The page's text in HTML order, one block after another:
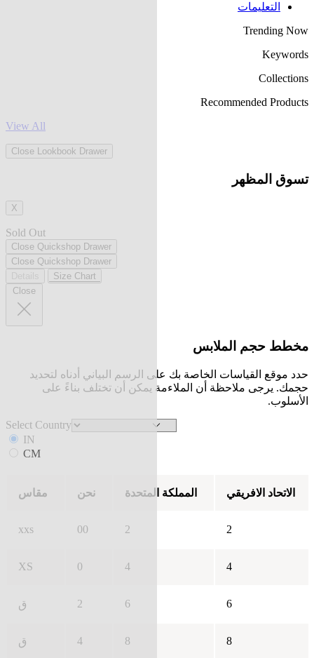
التعليمات
Trending Now
Keywords
Collections
Recommended Products
View All
Close Lookbook Drawer
تسوق المظهر
X
Sold Out
Close Quickshop Drawer
Close Quickshop Drawer
Size Chart
Close
مخطط حجم الملابس
حدد موقع القياسات الخاصة بك على الرسم البياني أدناه لتحديد
حجمك. يرجى ملاحظة أن الملاءمة يمكن أن تختلف بناءً على
الأسلوب.
Select Country
IN
CM
مقاس نحن المملكة المتحدة الاتحاد الافريقي
xxs 00 2 2
XS 0 4 4
ق 2 6 6
ق 4 8 8